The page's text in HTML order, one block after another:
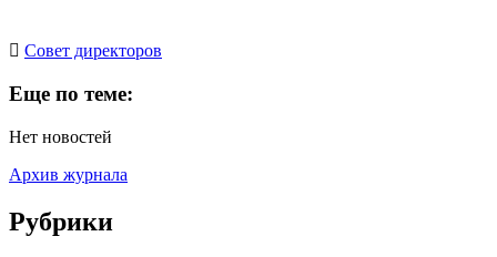
Cовет директоров
Еще по теме:
Нет новостей
Архив журнала
Рубрики